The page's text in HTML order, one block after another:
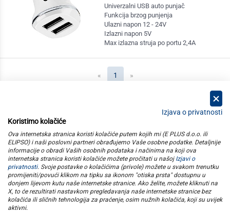
Univerzalni USB auto punjač
Funkcija brzog punjenja
Ulazni napon 12 - 24V
Izlazni napon 5V
Max izlazna struja po portu 2,4A
« 1 (current)
»
kategorije
elipso
informacije
pratite nas
Izjava o privatnosti
Koristimo kolačiće
Ova internetska stranica koristi kolačiće putem kojih mi (E PLUS d.o.o. ili
ELIPSO) i naši poslovni partneri obrađujemo Vaše osobne podatke. Detaljnije
informacije o obradi Vaših osobnih podataka i načinima na koji ova
internetska stranica koristi kolačiće možete pročitati u našoj Izjavi o
privatnosti. Svoje postavke o kolačićima (privole) možete u svakom trenutku
promijeniti/povući klikom na tipku sa ikonom "otiska prsta" dostupnu u
donjem lijevom kutu naše internetske stranice. Ako želite, možete kliknuti na
X, to će rezultirati nastavkom pregledavanja naše internetske stranice bez
kolačića ili sličnih tehnologija za praćenje, osim nužnih kolačića, koji su uvijek
aktivni.